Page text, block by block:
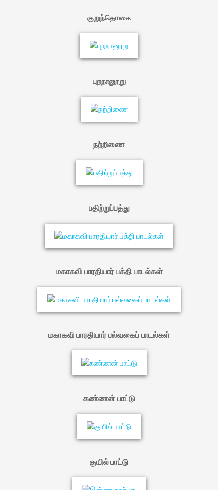
குறுந்தொகை
புறநானூறு
நற்றிணை
பதிற்றுப்பத்து
மகாகவி பாரதியார் பக்தி பாடல்கள்
மகாகவி பாரதியார் பல்வகைப் பாடல்கள்
கண்ணன் பாட்டு
குயில் பாட்டு